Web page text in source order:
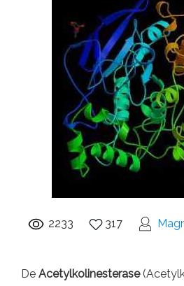
2233 317
De Acetylkolinesterase